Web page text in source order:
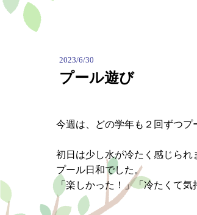
2023/6/30
プール遊び
今週は、どの学年も２回ずつプ
初日は少し水が冷たく感じら
プール日和でした。
「楽しかった！」「冷たくて